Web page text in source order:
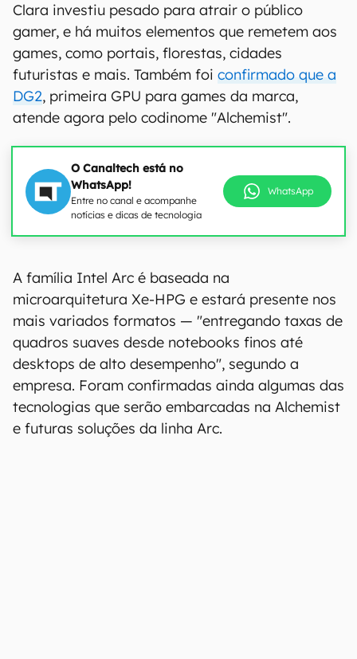
Clara investiu pesado para atrair o público
gamer, e há muitos elementos que remetem aos
games, como portais, florestas, cidades
futuristas e mais. Também foi confirmado que a
DG2, primeira GPU para games da marca,
atende agora pelo codinome "Alchemist".
O Canaltech está no
WhatsApp!
Entre no canal e acompanhe
notícias e dicas de tecnologia
WhatsApp
00:00 /21:11